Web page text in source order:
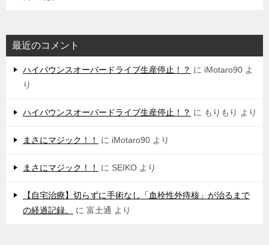
最近のコメント
ハイバウンスオーバードライブ生産停止！？ に iMotaro90 よ
り
ハイバウンスオーバードライブ生産停止！？ に もりもり より
まさにマジック！！ に iMotaro90 より
まさにマジック！！ に SEIKO より
【自宅治療】切らずに手術なし「血栓性外痔核」が治るまで
の経過記録。
に 富土通 より